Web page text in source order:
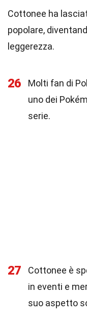
Cottonee ha
popolare,
leggerezza.
26
Molti fan di
uno dei
serie.
27
Cottonee è
in eventi e
suo aspetto